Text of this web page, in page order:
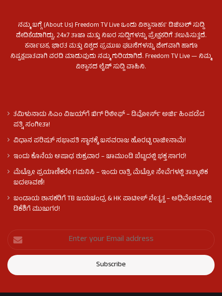
ನಮ್ಮ ಬಗ್ಗೆ (About Us) Freedom TV Live ಒಂದು ವಿಶ್ವಾಸಾರ್ಹ ಡಿಜಿಟಲ್ ಸುದ್ದಿ
ವೇದಿಕೆಯಾಗಿದ್ದು, 24x7 ತಾಜಾ ಮತ್ತು ನಿಖರ ಸುದ್ದಿಗಳನ್ನು ಪ್ರೇಕ್ಷಕರಿಗೆ ತಲುಪಿಸುತ್ತದೆ.
ಕರ್ನಾಟಕ, ಭಾರತ ಮತ್ತು ವಿಶ್ವದ ಪ್ರಮುಖ ಘಟನೆಗಳನ್ನು ವೇಗವಾಗಿ ಹಾಗೂ
ನಿಷ್ಪಕ್ಷಪಾತವಾಗಿ ವರದಿ ಮಾಡುವುದು ನಮ್ಮ ಗುರಿಯಾಗಿದೆ. Freedom TV Live — ನಿಮ್ಮ
ವಿಶ್ವಾಸದ ಲೈವ್ ಸುದ್ದಿ ವಾಹಿನಿ.
ತಮಿಳುನಾಡು ಸಿಎಂ ವಿಜಯ್‌ಗೆ ಬಿಗ್ ರಿಲೀಫ್ – ಡಿವೋರ್ಸ್ ಅರ್ಜಿ ಹಿಂಪಡೆದ
ಪತ್ನಿ ಸಂಗೀತಾ!
ವಿಧಾನ ಪರಿಷತ್ ಸಭಾಪತಿ ಸ್ಥಾನಕ್ಕೆ ಬಸವರಾಜ ಹೊರಟ್ಟಿ ರಾಜೀನಾಮೆ!
ಇಂದು ಕೊನೆಯ ಆಷಾಢ ಶುಕ್ರವಾರ – ಚಾಮುಂಡಿ ಬೆಟ್ಟದಲ್ಲಿ ಭಕ್ತ ಸಾಗರ!
ಮೆಟ್ರೋ ಪ್ರಯಾಣಿಕರೇ ಗಮನಿಸಿ – ಇಂದು ರಾತ್ರಿ ಮೆಟ್ರೋ ಸೇವೆಗಳಲ್ಲಿ ತಾತ್ಕಾಲಿಕ
ಬದಲಾವಣೆ!
ಬಂಡಾಯ ಶಾಸಕರಿಗೆ TB ಜಯಚಂದ್ರ & HK ಪಾಟೀಲ್ ನೇತೃತ್ವ – ಅಧಿವೇಶನದಲ್ಲಿ
ಡಿಕೆಶಿಗೆ ಮುಜುಗರ!